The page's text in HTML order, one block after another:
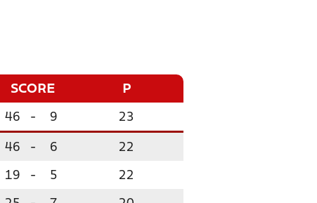
SCORE P
46 - 9 23
46 - 6 22
19 - 5 22